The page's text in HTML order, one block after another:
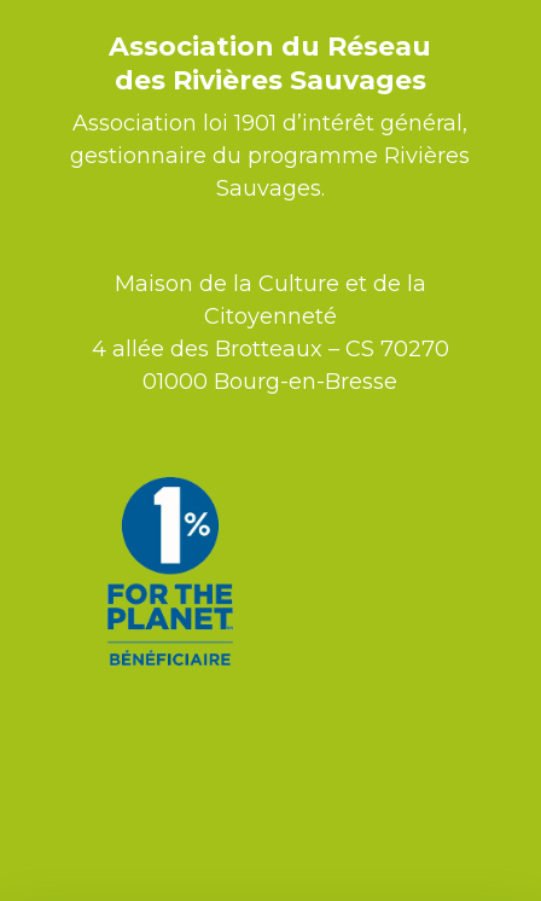
Association du Réseau
des Rivières Sauvages
Association loi 1901 d’intérêt général,
gestionnaire du programme Rivières
Sauvages.
Maison de la Culture et de la
Citoyenneté
4 allée des Brotteaux – CS 70270
01000 Bourg-en-Bresse